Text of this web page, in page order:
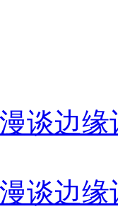
谈边缘
谈边缘